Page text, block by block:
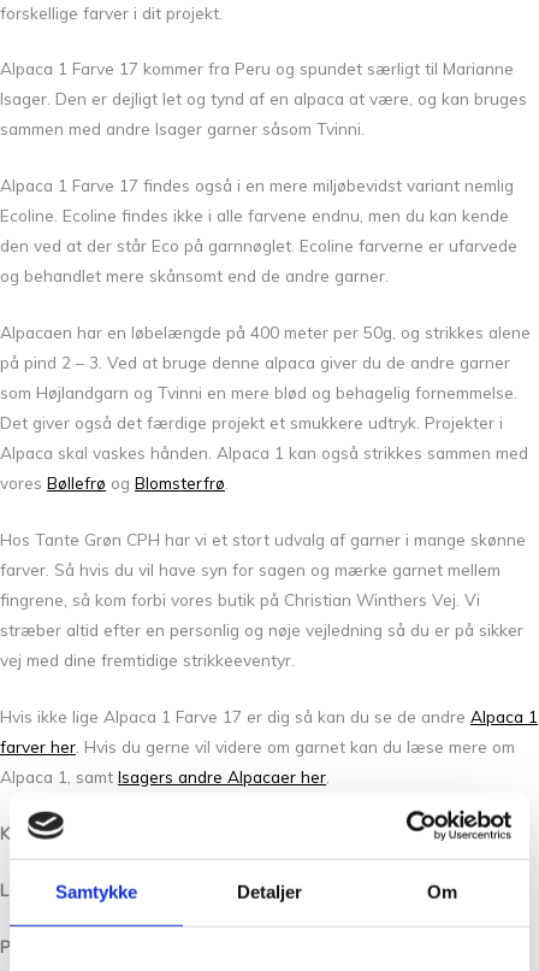
Samtykke Detaljer Om
forskellige farver i dit projekt.
Alpaca 1 Farve 17 kommer fra Peru og spundet særligt til Marianne
Isager. Den er dejligt let og tynd af en alpaca at være, og kan bruges
sammen med andre Isager garner såsom Tvinni.
Alpaca 1 Farve 17 findes også i en mere miljøbevidst variant nemlig
Ecoline. Ecoline findes ikke i alle farvene endnu, men du kan kende
den ved at der står Eco på garnnøglet. Ecoline farverne er ufarvede
og behandlet mere skånsomt end de andre garner.
Alpacaen har en løbelængde på 400 meter per 50g, og strikkes alene
på pind 2 – 3. Ved at bruge denne alpaca giver du de andre garner
som Højlandgarn og Tvinni en mere blød og behagelig fornemmelse.
Det giver også det færdige projekt et smukkere udtryk. Projekter i
Alpaca skal vaskes hånden. Alpaca 1 kan også strikkes sammen med
vores Bøllefrø og Blomsterfrø
Hos Tante Grøn CPH har vi et stort udvalg af garner i mange skønne
farver. Så hvis du vil have syn for sagen og mærke garnet mellem
fingrene, så kom forbi vores butik på Christian Winthers Vej. Vi
stræber altid efter en personlig og nøje vejledning så du er på sikker
vej med dine fremtidige strikkeeventyr.
Hvis ikke lige Alpaca 1 Farve 17 er dig så kan du se de andre Alpaca 1
farver her . Hvis du gerne vil videre om garnet kan du læse mere om
Alpaca 1, samt Isagers andre Alpacaer her
Kvalitet:
Løbelængde/Yardage: 400 m pr. 50 g/437 yards per 50 g
Pinde /Needles: